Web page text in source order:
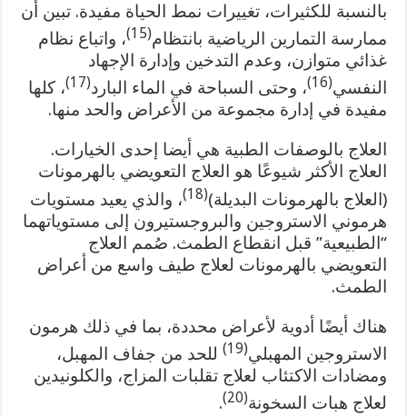
بالنسبة للكثيرات، تغييرات نمط الحياة مفيدة. تبين أن
ممارسة التمارين الرياضية بانتظام(15)
، واتباع نظام
غذائي متوازن، وعدم التدخين وإدارة الإجهاد
النفسي(16) ، وحتى السباحة في الماء البارد(17)
، كلها
مفيدة في إدارة مجموعة من الأعراض والحد منها.
العلاج بالوصفات الطبية هي أيضا إحدى الخيارات.
العلاج الأكثر شيوعًا هو العلاج التعويضي بالهرمونات
(العلاج بالهرمونات البديلة)(18)
، والذي يعيد مستويات
هرموني الاستروجين والبروجستيرون إلى مستوياتهما
“الطبيعية” قبل انقطاع الطمث. صُمم العلاج
التعويضي بالهرمونات لعلاج طيف واسع من أعراض
الطمث.
هناك أيضًا أدوية لأعراض محددة، بما في ذلك هرمون
الاستروجين المهبلي(19)
للحد من جفاف المهبل،
ومضادات الاكتئاب لعلاج تقلبات المزاج، والكلونيدين
لعلاج هبات السخونة(20)
.